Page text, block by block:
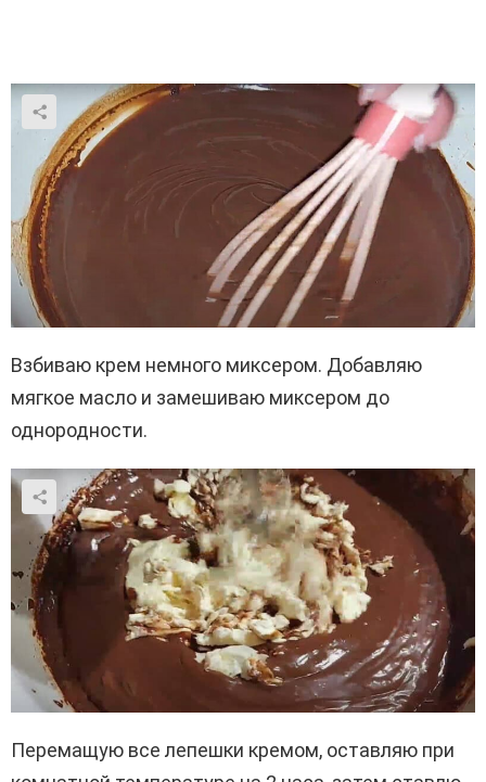
Взбиваю крем немного миксером. Добавляю
мягкое масло и замешиваю миксером до
однородности.
Перемащую все лепешки кремом, оставляю при